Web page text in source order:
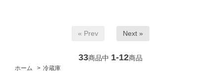
« Prev Next »
33商品中 1-12商品
ホーム > 冷蔵庫